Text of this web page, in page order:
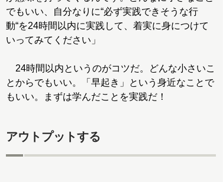
でもいい、自分なりに“必ず実践できそうな行
動“を24時間以内に実践して、着実に身につけて
いってみてください」
24時間以内というのがコツだ。どんな小さいこ
とからでもいい。「早起き」という身近なことで
もいい。まずは学んだことを実践だ！
アウトプットする